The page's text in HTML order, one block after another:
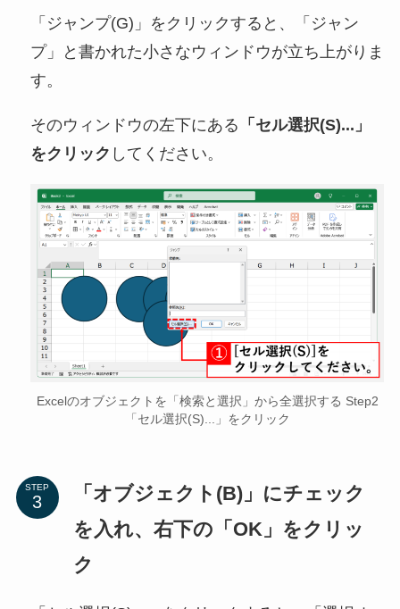
「ジャンプ(G)」をクリックすると、「ジャン
プ」と書かれた小さなウィンドウが立ち上がりま
す。
そのウィンドウの左下にある 「セル選択(S)...」
をクリック してください。
Excelのオブジェクトを「検索と選択」から全選択する Step2
「セル選択(S)...」をクリック
STEP
「オブジェクト(B)」にチェック
を入れ、右下の「OK」をクリッ
ク